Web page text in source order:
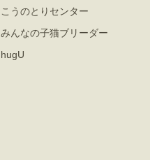
こうのとりセンター
みんなの子猫ブリーダー
hugU